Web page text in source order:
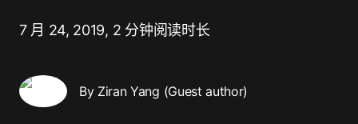
7 月 24, 2019, 2 分钟阅读时长
By Ziran Yang (Guest author)